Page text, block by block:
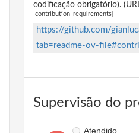
codificação obrigatório).
[contribution_requirements]
https://github.com/
tab=readme-ov-
Supervisão do
Atendido